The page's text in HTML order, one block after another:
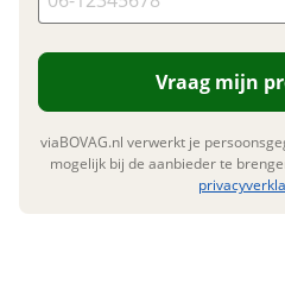
Onderhoudsboekjes
aanwezig
E-mailadres
Telefoonnummer
Vraag mijn
viaBOVAG.nl verwerkt je
mogelijk bij de aanbieder te